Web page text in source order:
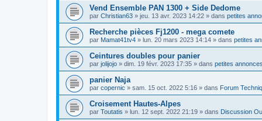
Vend Ensemble PAN 1300 + Side Dedome
par Christian63 » jeu. 13 avr. 2023 14:22 » dans petites
Recherche pièces Fj1200 - mega comete
par Mamat41tv4 » lun. 20 mars 2023 14:14 » dans petites
Ceintures doubles pour panier
par jolijojo » dim. 19 févr. 2023 17:35 » dans petites
panier Naja
par copernic » sam. 15 oct. 2022 5:16 » dans Forum
Croisement Hautes-Alpes
par Toutatis » lun. 12 sept. 2022 21:19 » dans Discussion